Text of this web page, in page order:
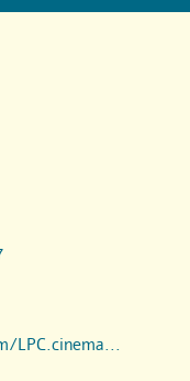
LPC.cinema...